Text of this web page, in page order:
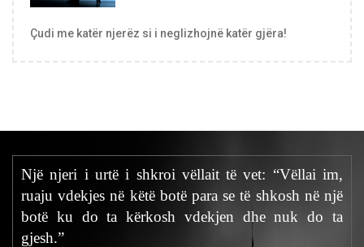
Çudi me katër njerëz si i neglizhojnë katër gjëra!
Një njeri i urtë i shkroi vëllait të vet: “Vëllai im,
ruaju vdekjes në këtë botë para se të shkosh në një
botë ku do ta kërkosh vdekjen dhe nuk do ta
gjesh.”